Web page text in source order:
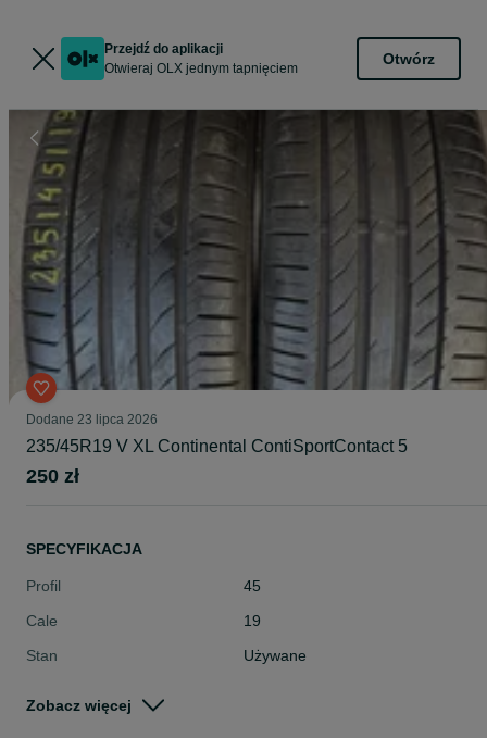
Przejdź do aplikacji
Otwieraj OLX jednym tapnięciem
Otwórz
Dodane 23 lipca 2026
235/45R19 V XL Continental ContiSportContact 5
250 zł
SPECYFIKACJA
Profil
45
Cale
19
Stan
Używane
Zobacz więcej